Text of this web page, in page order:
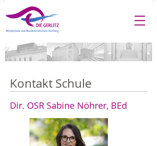
Kontakt Schule
Dir. OSR Sabine Nöhrer, BEd